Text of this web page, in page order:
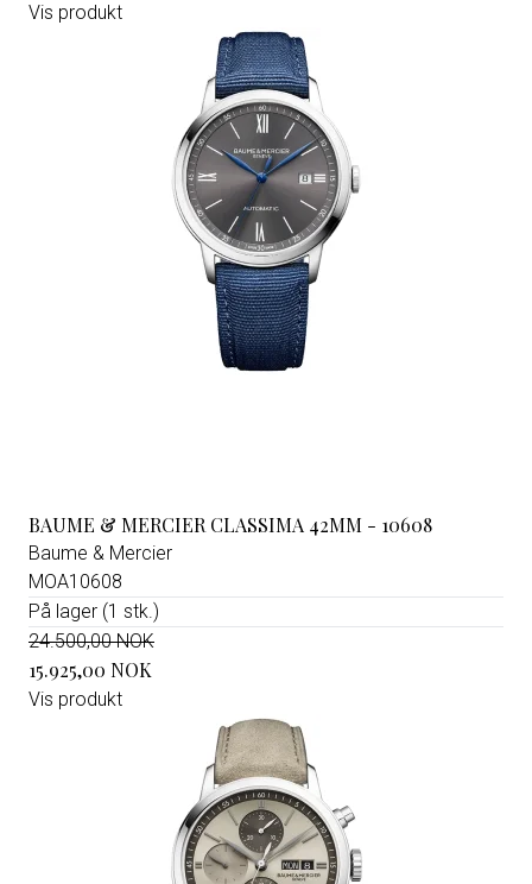
Vis produkt
BAUME & MERCIER CLASSIMA 42MM - 10608
Baume & Mercier
MOA10608
På lager (1 stk.)
24.500,00 NOK
15.925,00 NOK
Vis produkt